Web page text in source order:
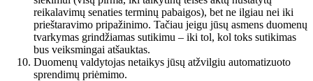
reikalavimų senaties terminų pabaigos), bet ne ilgiau nei iki
prieštaravimo pripažinimo. Tačiau jeigu jūsų asmens duomenų
tvarkymas grindžiamas sutikimu – iki tol, kol toks sutikimas
bus veiksmingai atšauktas.
Duomenų valdytojas netaikys jūsų atžvilgiu automatizuoto
sprendimų priėmimo.